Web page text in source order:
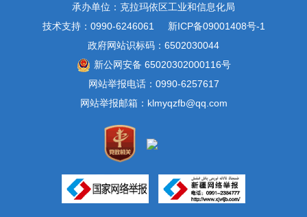
承办单位：克拉玛依区工业和信息化局
技术支持：0990-6246061
新ICP备09001408号-1
政府网站识标码：6502030044
新公网安备 65020302000116号
网站举报电话：0990-6257617
网站举报邮箱：klmyqzfb@qq.com